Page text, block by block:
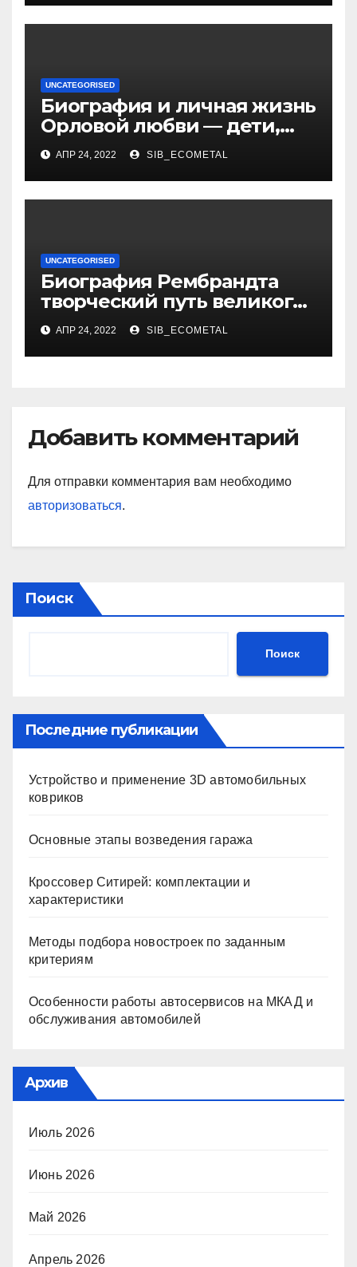
бизнесмена
UNCATEGORISED
Биография и личная жизнь
Орловой любви — дети,
достижения, семейные
радости
АПР 24, 2022 SIB_ECOMETAL
UNCATEGORISED
Биография Рембрандта
творческий путь великого
художника
АПР 24, 2022 SIB_ECOMETAL
Добавить комментарий
Для отправки комментария вам необходимо
авторизоваться.
Поиск
Поиск
Последние публикации
Устройство и применение 3D автомобильных
ковриков
Основные этапы возведения гаража
Кроссовер Ситирей: комплектации и
характеристики
Методы подбора новостроек по заданным
критериям
Особенности работы автосервисов на МКАД и
обслуживания автомобилей
Архив
Июль 2026
Июнь 2026
Май 2026
Апрель 2026